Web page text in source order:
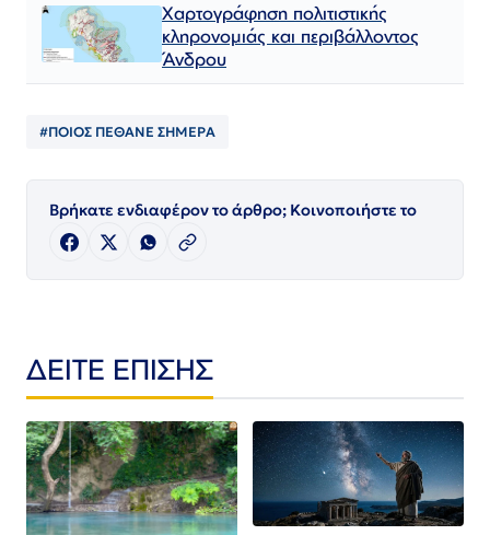
Χαρτογράφηση πολιτιστικής
κληρονομιάς και περιβάλλοντος
Άνδρου
#ΠΟΙΟΣ ΠΈΘΑΝΕ ΣΗΜΕΡΑ
Βρήκατε ενδιαφέρον το άρθρο; Κοινοποιήστε το
ΔΕΙΤΕ ΕΠΙΣΗΣ